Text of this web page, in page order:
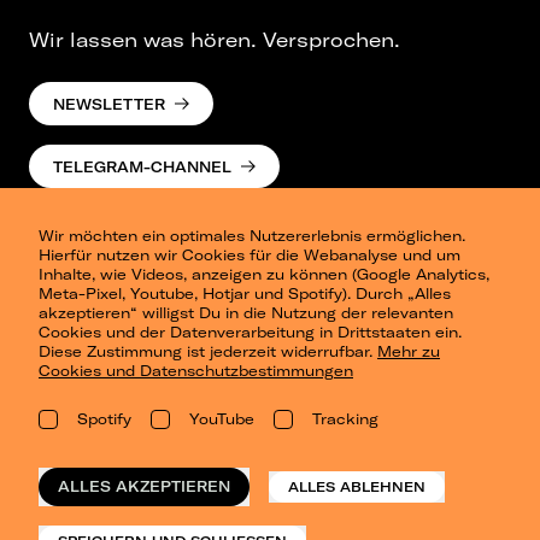
Wir möchten ein optimales Nutzererlebnis ermöglichen.
Hierfür nutzen wir Cookies für die Webanalyse und um
Inhalte, wie Videos, anzeigen zu können (Google Analytics,
Meta-Pixel, Youtube, Hotjar und Spotify). Durch „Alles
akzeptieren“ willigst Du in die Nutzung der relevanten
Cookies und der Datenverarbeitung in Drittstaaten ein.
Diese Zustimmung ist jederzeit widerrufbar. Mehr zu
Cookies und Datenschutzbestimmungen
Spotify YouTube Tracking
ALLES AKZEPTIEREN ALLES ABLEHNEN
Wir lassen was hören. Versprochen.
NEWSLETTER
TELEGRAM-CHANNEL
Presse
Berlin
Dresden
Leipzig
Konzertsommer Petersberg
Vergangene Shows
o_team
Datenschutz